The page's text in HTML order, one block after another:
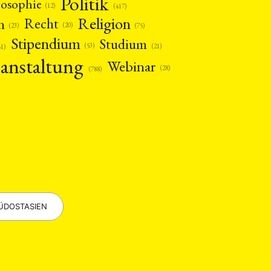
(12) Bericht
Forschung
(12) (417)
(23) Recht (20) Religion (75)
Stipendium (53) Studium (21)
(788) Webinar (28)